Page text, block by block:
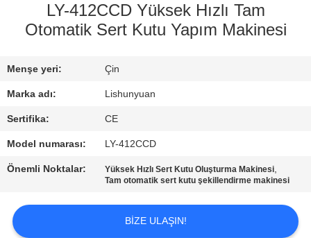
KALITE
BIZIMLE
İLETIŞIM
HABERLER
TEKLIF
LY-412CCD Yüksek Hızlı Tam
Otomatik Sert Kutu Yapım Makinesi
Menşe yeri: Çin
Marka adı: Lishunyuan
Sertifika: CE
Model numarası: LY-412CCD
Önemli Noktalar: Yüksek Hızlı Sert Kutu Oluşturma Makinesi,
Tam otomatik sert kutu şekillendirme makinesi
BIZE ULAŞIN!